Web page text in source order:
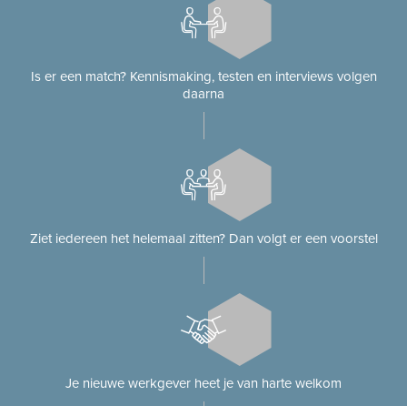
Is er een match? Kennismaking, testen en interviews volgen
daarna
Ziet iedereen het helemaal zitten? Dan volgt er een voorstel
Je nieuwe werkgever heet je van harte welkom